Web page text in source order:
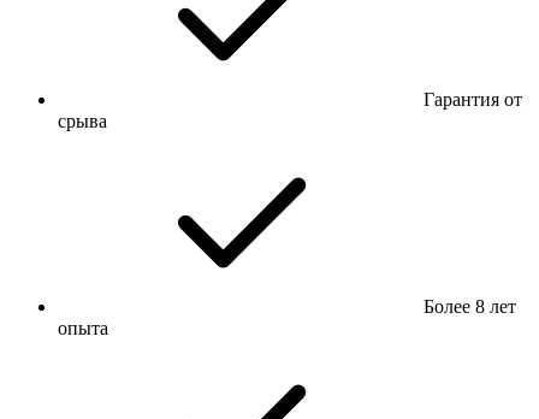
Гарантия от
срыва
Более 8 лет
опыта